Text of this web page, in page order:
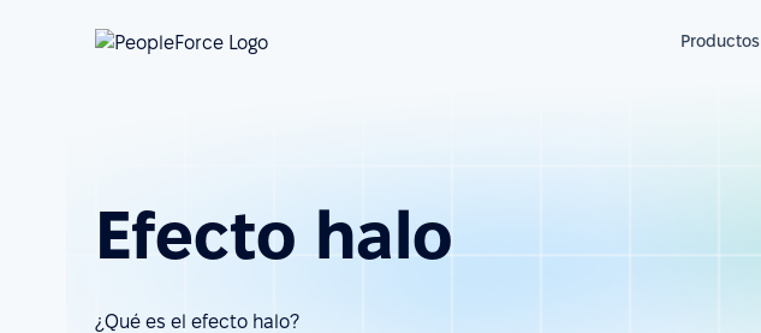
Productos
Efecto halo
¿Qué es el efecto halo?